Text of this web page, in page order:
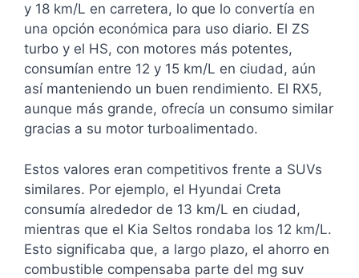
y 18 km/L en carretera, lo que lo convertía en
una opción económica para uso diario. El ZS
turbo y el HS, con motores más potentes,
consumían entre 12 y 15 km/L en ciudad, aún
así manteniendo un buen rendimiento. El RX5,
aunque más grande, ofrecía un consumo similar
gracias a su motor turboalimentado.
Estos valores eran competitivos frente a SUVs
similares. Por ejemplo, el Hyundai Creta
consumía alrededor de 13 km/L en ciudad,
mientras que el Kia Seltos rondaba los 12 km/L.
Esto significaba que, a largo plazo, el ahorro en
combustible compensaba parte del mg suv